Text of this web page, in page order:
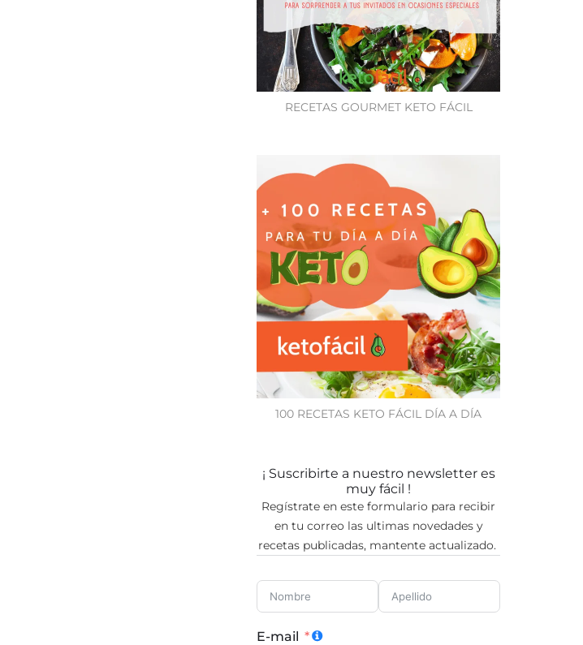
RECETAS GOURMET KETO FÁCIL
100 RECETAS KETO FÁCIL DÍA A DÍA
¡ Suscribirte a nuestro newsletter es
muy fácil !
Regístrate en este formulario para recibir
en tu correo las ultimas novedades y
recetas publicadas, mantente actualizado.
E-mail